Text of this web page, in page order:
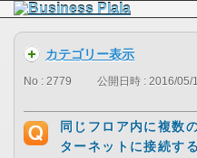
カテゴリー表示
No : 2779 公開日時 : 2016/05/
同じフロア内に複数
ターネットに接続す